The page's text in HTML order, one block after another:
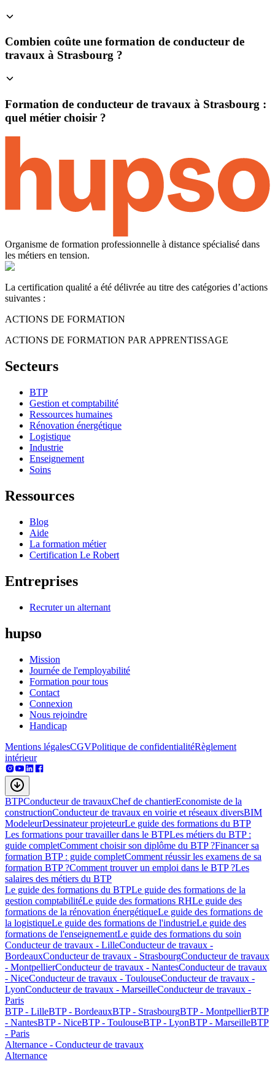
Combien coûte une formation de conducteur de
travaux à Strasbourg ?
Formation de conducteur de travaux à Strasbourg :
quel métier choisir ?
Organisme de formation professionnelle à distance spécialisé dans
les métiers en tension.
La certification qualité a été délivrée au titre des catégories d’actions
suivantes :
ACTIONS DE FORMATION
ACTIONS DE FORMATION PAR APPRENTISSAGE
Secteurs
BTP
Gestion et comptabilité
Ressources humaines
Rénovation énergétique
Logistique
Industrie
Enseignement
Soins
Ressources
Blog
Aide
La formation métier
Certification Le Robert
Entreprises
Recruter un alternant
hupso
Mission
Journée de l'employabilité
Formation pour tous
Contact
Connexion
Nous rejoindre
Handicap
Mentions légalesCGVPolitique de confidentialitéRèglement
intérieur
BTPConducteur de travauxChef de chantierEconomiste de la
constructionConducteur de travaux en voirie et réseaux diversBIM
ModeleurDessinateur projeteurLe guide des formations du BTP
Les formations pour travailler dans le BTPLes métiers du BTP :
guide completComment choisir son diplôme du BTP ?Financer sa
formation BTP : guide completComment réussir les examens de sa
formation BTP ?Comment trouver un emploi dans le BTP ?Les
salaires des métiers du BTP
Le guide des formations du BTPLe guide des formations de la
gestion comptabilitéLe guide des formations RHLe guide des
formations de la rénovation énergétiqueLe guide des formations de
la logistiqueLe guide des formations de l'industrieLe guide des
formations de l'enseignementLe guide des formations du soin
Conducteur de travaux - LilleConducteur de travaux -
BordeauxConducteur de travaux - StrasbourgConducteur de travaux
- MontpellierConducteur de travaux - NantesConducteur de travaux
- NiceConducteur de travaux - ToulouseConducteur de travaux -
LyonConducteur de travaux - MarseilleConducteur de travaux -
Paris
BTP - LilleBTP - BordeauxBTP - StrasbourgBTP - MontpellierBTP
- NantesBTP - NiceBTP - ToulouseBTP - LyonBTP - MarseilleBTP
- Paris
Alternance - Conducteur de travaux
Alternance